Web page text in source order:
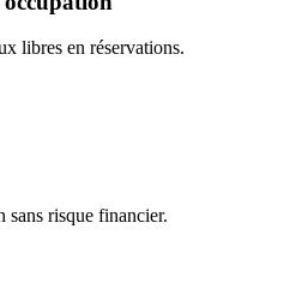
libres en réservations.
risque financier.